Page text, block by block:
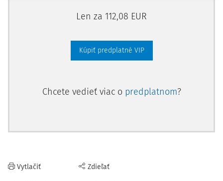
Len za 112,08 EUR
Kúpiť predplatné VIP
Chcete vedieť viac o predplatnom?
Vytlačiť Zdieľať